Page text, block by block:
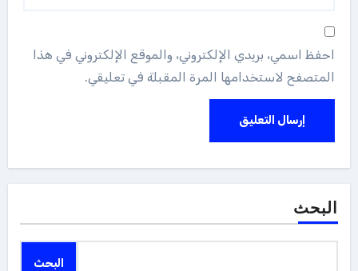
احفظ اسمي، بريدي الإلكتروني، والموقع الإلكتروني في هذا
المتصفح لاستخدامها المرة المقبلة في تعليقي.
البحث
البحث